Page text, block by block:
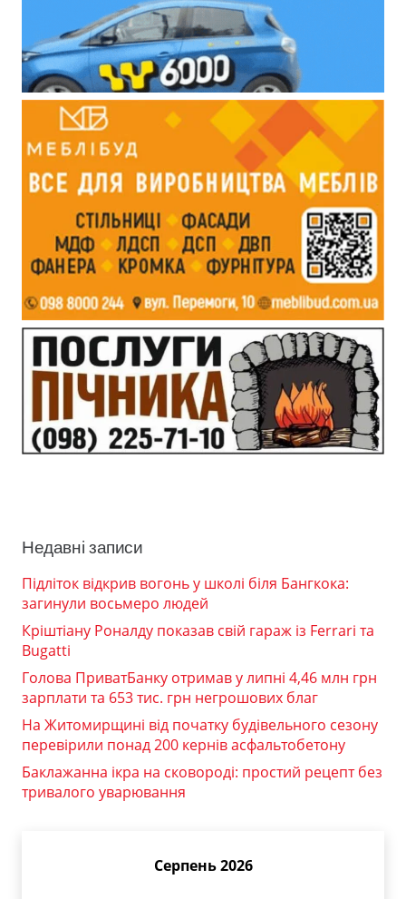
Недавні записи
Підліток відкрив вогонь у школі біля Бангкока:
загинули восьмеро людей
Кріштіану Роналду показав свій гараж із Ferrari та
Bugatti
Голова ПриватБанку отримав у липні 4,46 млн грн
зарплати та 653 тис. грн негрошових благ
На Житомирщині від початку будівельного сезону
перевірили понад 200 кернів асфальтобетону
Баклажанна ікра на сковороді: простий рецепт без
тривалого уварювання
Серпень 2026